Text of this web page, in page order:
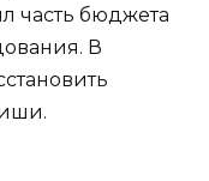
часть бюджета
В